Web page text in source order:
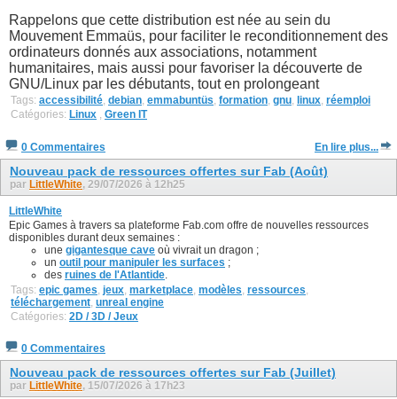
Rappelons que cette distribution est née au sein du
Mouvement Emmaüs, pour faciliter le reconditionnement des
ordinateurs donnés aux associations, notamment
humanitaires, mais aussi pour favoriser la découverte de
GNU/Linux par les débutants, tout en prolongeant
Tags: accessibilité, debian, emmabuntüs, formation, gnu, linux, réemploi
Catégories: Linux , Green IT
0 Commentaires En lire plus...
Nouveau pack de ressources offertes sur Fab (Août)
par LittleWhite, 29/07/2026 à 12h25
LittleWhite
Epic Games à travers sa plateforme Fab.com offre de nouvelles ressources
disponibles durant deux semaines :
une gigantesque cave où vivrait un dragon ;
un outil pour manipuler les surfaces ;
des ruines de l'Atlantide.
Tags: epic games jeux marketplace modèles ressources
téléchargement unreal engine
Catégories: 2D / 3D / Jeux
0 Commentaires
Nouveau pack de ressources offertes sur Fab (Juillet)
par LittleWhite, 15/07/2026 à 17h23